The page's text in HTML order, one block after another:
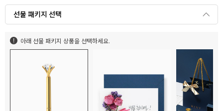
선물 패키지 선택
아래 선물 패키지 상품을 선택하세요.